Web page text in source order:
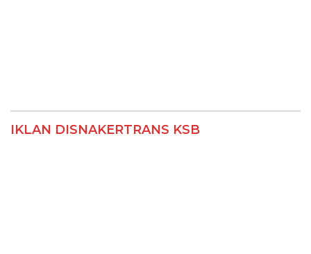
IKLAN DISNAKERTRANS KSB